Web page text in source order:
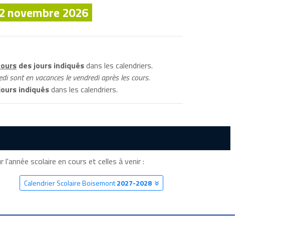
novembre 2026
des jours indiquésdans les calendriers.
sont en vacances le vendredi après les cours.
indiquésdans les calendriers.
scolaire en cours et celles à venir :
Calendrier Scolaire Boisemont2027-2028